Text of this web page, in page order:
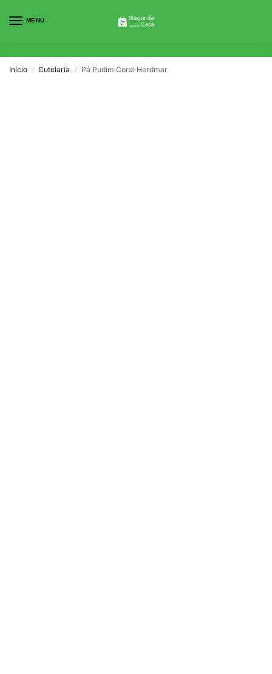
MENU
Início / Cutelaria / Pá Pudim Coral Herdmar